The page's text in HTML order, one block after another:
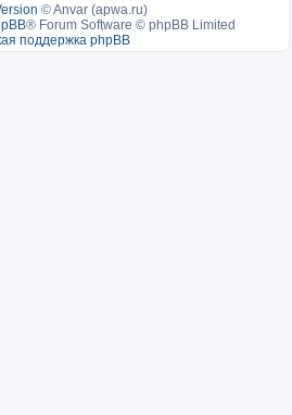
©Anvar (apwa.ru)
® Forum Software © phpBB Limited
поддержка phpBB